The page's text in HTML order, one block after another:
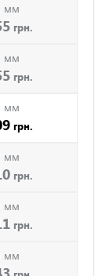
мм
грн.
мм
грн.
мм
грн.
мм
грн.
мм
грн.
мм